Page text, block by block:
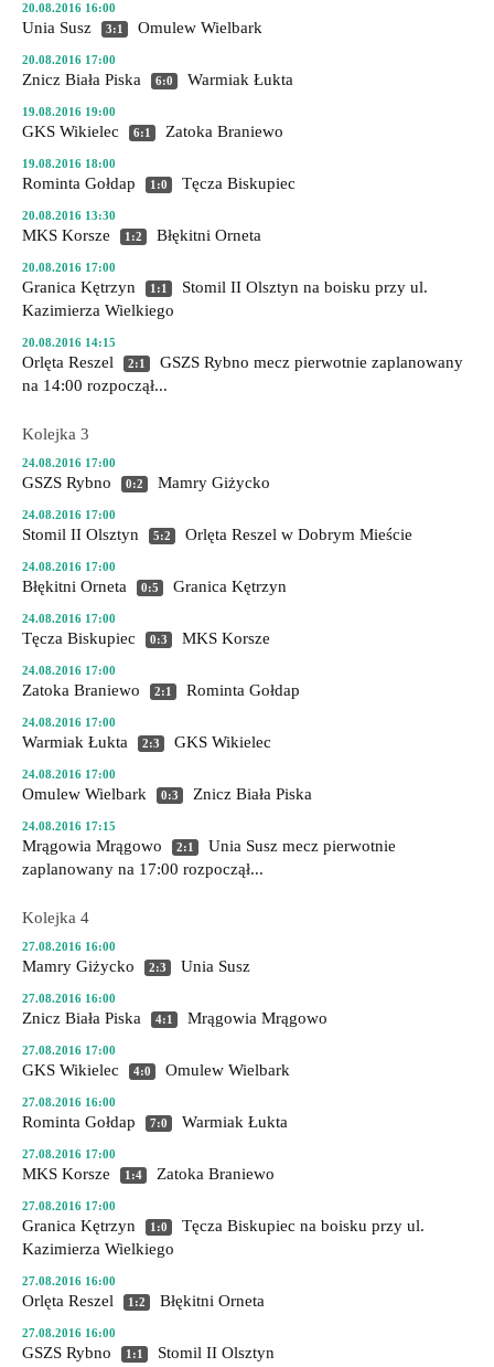
20.08.2016 16:00
Unia Susz 3:1 Omulew Wielbark
20.08.2016 17:00
Znicz Biała Piska 6:0 Warmiak Łukta
19.08.2016 19:00
GKS Wikielec 6:1 Zatoka Braniewo
19.08.2016 18:00
Rominta Gołdap 1:0 Tęcza Biskupiec
20.08.2016 13:30
MKS Korsze 1:2 Błękitni Orneta
20.08.2016 17:00
Granica Kętrzyn 1:1 Stomil II Olsztyn na boisku przy ul.
Kazimierza Wielkiego
20.08.2016 14:15
Orlęta Reszel 2:1 GSZS Rybno mecz pierwotnie zaplanowany
na 14:00 rozpoczął...
Kolejka 3
24.08.2016 17:00
GSZS Rybno 0:2 Mamry Giżycko
24.08.2016 17:00
Stomil II Olsztyn 5:2 Orlęta Reszel w Dobrym Mieście
24.08.2016 17:00
Błękitni Orneta 0:5 Granica Kętrzyn
24.08.2016 17:00
Tęcza Biskupiec 0:3 MKS Korsze
24.08.2016 17:00
Zatoka Braniewo 2:1 Rominta Gołdap
24.08.2016 17:00
Warmiak Łukta 2:3 GKS Wikielec
24.08.2016 17:00
Omulew Wielbark 0:3 Znicz Biała Piska
24.08.2016 17:15
Mrągowia Mrągowo 2:1 Unia Susz mecz pierwotnie
zaplanowany na 17:00 rozpoczął...
Kolejka 4
27.08.2016 16:00
Mamry Giżycko 2:3 Unia Susz
27.08.2016 16:00
Znicz Biała Piska 4:1 Mrągowia Mrągowo
27.08.2016 17:00
GKS Wikielec 4:0 Omulew Wielbark
27.08.2016 16:00
Rominta Gołdap 7:0 Warmiak Łukta
27.08.2016 17:00
MKS Korsze 1:4 Zatoka Braniewo
27.08.2016 17:00
Granica Kętrzyn 1:0 Tęcza Biskupiec na boisku przy ul.
Kazimierza Wielkiego
27.08.2016 16:00
Orlęta Reszel 1:2 Błękitni Orneta
27.08.2016 16:00
GSZS Rybno 1:1 Stomil II Olsztyn